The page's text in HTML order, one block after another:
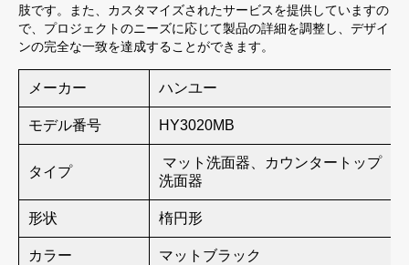
肢です。また、カスタマイズされたサービスを提供していますの
で、プロジェクトのニーズに応じて製品の詳細を調整し、デザイ
ンの完全な一致を達成することができます。
メーカー ハンユー
モデル番号 HY3020MB
タイプ
マット洗面器、カウンタートップ
洗面器
形状 楕円形
カラー マットブラック